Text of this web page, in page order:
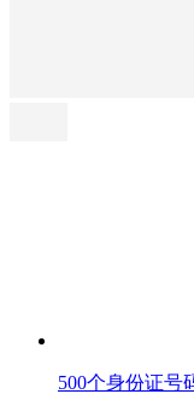
500个身份证号